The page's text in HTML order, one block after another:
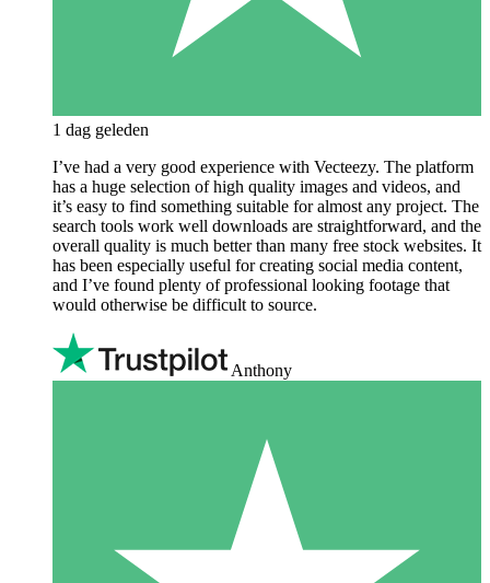
1 dag geleden
I’ve had a very good experience with Vecteezy. The platform
has a huge selection of high quality images and videos, and
it’s easy to find something suitable for almost any project. The
search tools work well downloads are straightforward, and the
overall quality is much better than many free stock websites. It
has been especially useful for creating social media content,
and I’ve found plenty of professional looking footage that
would otherwise be difficult to source.
Anthony